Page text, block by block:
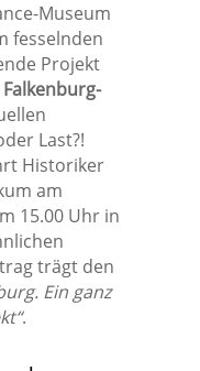
Museum
fesselnden
Projekt
Falkenburg-
Last?!
Historiker
am
15.00 Uhr in
trägt den
Ein ganz
.